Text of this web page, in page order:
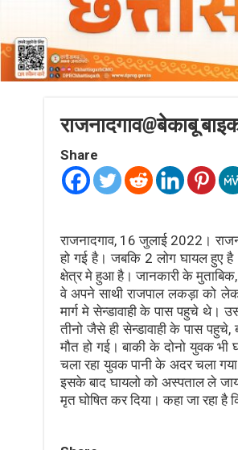
राजनादगाव@बेकाबू
Share
राजनादगाव, 16 जुलाई 2022।
हो गई है। जबकि 2 लोग घायल हुए है।
क्षेत्र मे हुआ है। जानकारी के
वे अपने साथी राजपाल लकड़ा को
मार्ग मे सेन्डावाही के पास पहुचे थे।
तीनो जैसे ही सेन्डावाही के पास
मौत हो गई। बाकी के दोनो युवक
चला रहा युवक पानी के अदर चला
इसके बाद घायलो को अस्पताल ले
मृत घोषित कर दिया। कहा जा रहा